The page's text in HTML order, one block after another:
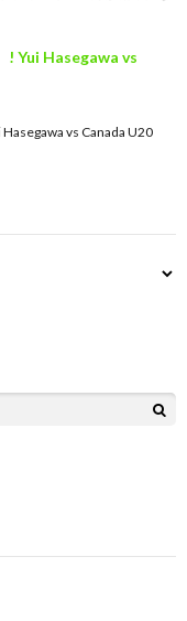
! Yui Hasegawa vs
vs Canada U20